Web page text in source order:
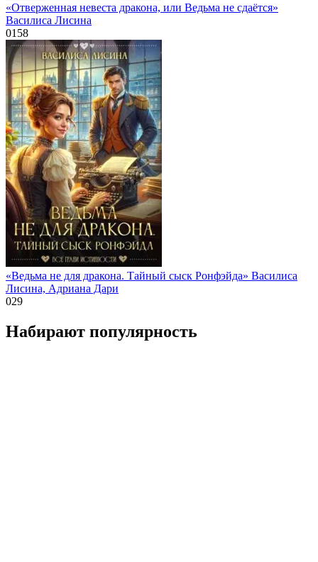
«Отверженная невеста дракона, или Ведьма не сдаётся»
Василиса Лисина
0158
«Ведьма не для дракона. Тайный сыск Ронфэйда» Василиса
Лисина, Адриана Дари
029
Набирают популярность